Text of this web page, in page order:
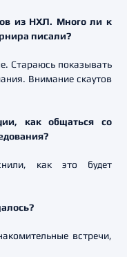
из НХЛ. Много ли к
писали?
Стараюсь показывать
Внимание скаутов
как общаться со
как это будет
встречи,